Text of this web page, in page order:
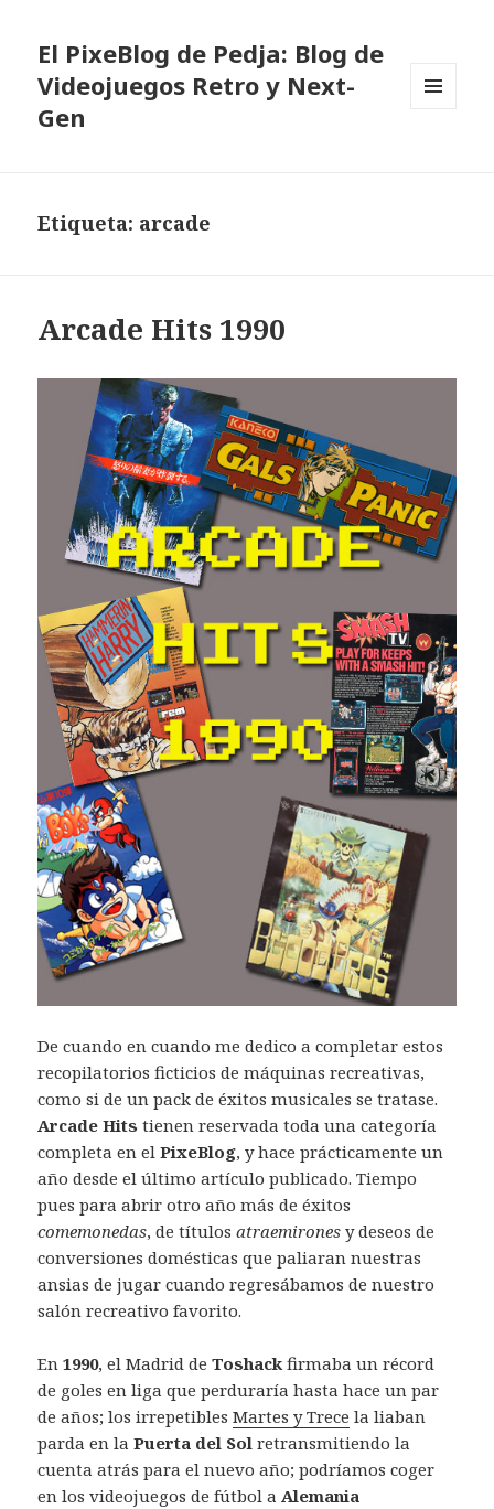
El PixeBlog de Pedja: Blog de
Videojuegos Retro y Next-
Gen
Etiqueta: arcade
Arcade Hits 1990
De cuando en cuando me dedico a completar estos
recopilatorios ficticios de máquinas recreativas,
como si de un pack de éxitos musicales se tratase.
Arcade Hits tienen reservada toda una categoría
completa en elPixeBlog, y hace prácticamente un
año desde el último artículo publicado. Tiempo
pues para abrir otro año más de éxitos
comemonedas, de títulosatraemirones y deseos de
conversiones domésticas que paliaran nuestras
ansias de jugar cuando regresábamos de nuestro
salón recreativo favorito.
En1990, el Madrid deToshack firmaba un récord
de goles en liga que perduraría hasta hace un par
de años; los irrepetiblesMartes y Trece la liaban
parda en laPuerta del Sol retransmitiendo la
cuenta atrás para el nuevo año; podríamos coger
en los videojuegos de fútbol a Alemania